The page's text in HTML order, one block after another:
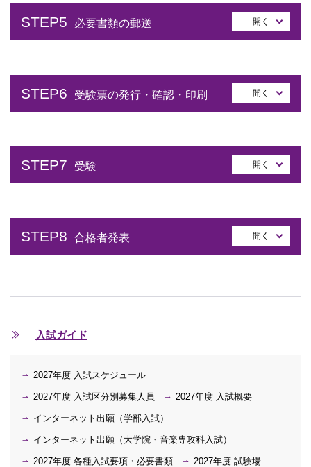
STEP5 必要書類の郵送 開く
STEP6 受験票の発行・確認・印刷 開く
STEP7 受験 開く
STEP8 合格者発表 開く
入試ガイド
2027年度 入試スケジュール
2027年度 入試区分別募集人員 2027年度 入試概要
インターネット出願（学部入試）
インターネット出願（大学院・音楽専攻科入試）
2027年度 各種入試要項・必要書類 2027年度 試験場